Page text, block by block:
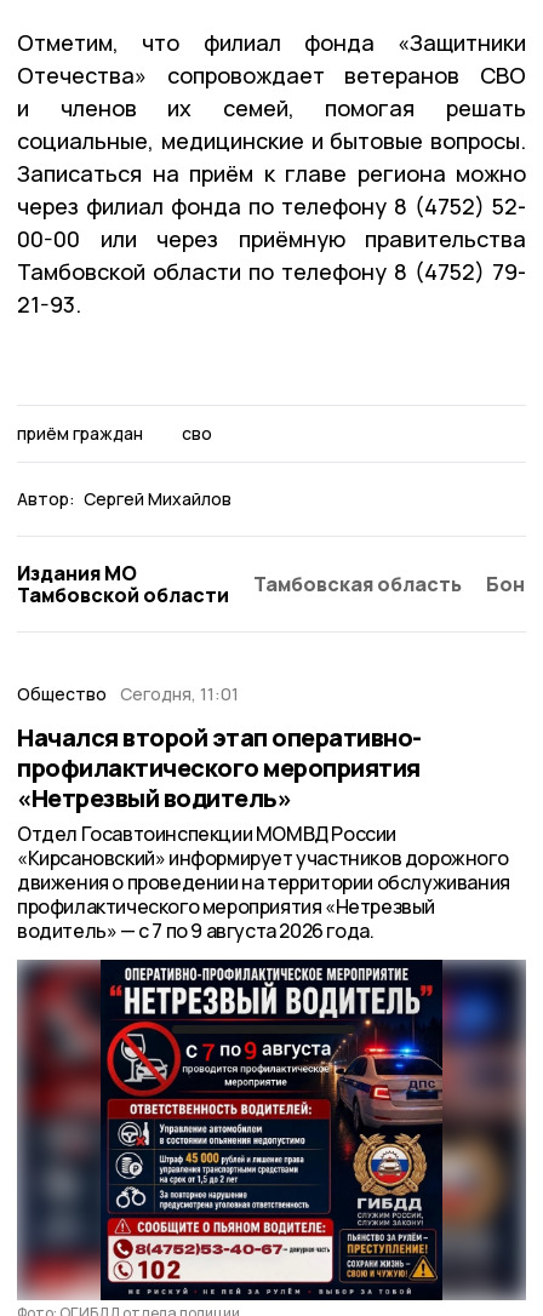
Отметим, что филиал фонда «Защитники
Отечества» сопровождает ветеранов СВО
и членов их семей, помогая решать
социальные, медицинские и бытовые вопросы.
Записаться на приём к главе региона можно
через филиал фонда по телефону 8 (4752) 52-
00-00 или через приёмную правительства
Тамбовской области по телефону 8 (4752) 79-
21-93.
приём граждан сво
Автор: Сергей Михайлов
Издания МО
Тамбовской области
Тамбовская область
Общество Сегодня, 11:01
Начался второй этап оперативно-
профилактического мероприятия
«Нетрезвый водитель»
Отдел Госавтоинспекции МОМВД России
«Кирсановский» информирует участников дорожного
движения о проведении на территории обслуживания
профилактического мероприятия «Нетрезвый
водитель» — с 7 по 9 августа 2026 года.